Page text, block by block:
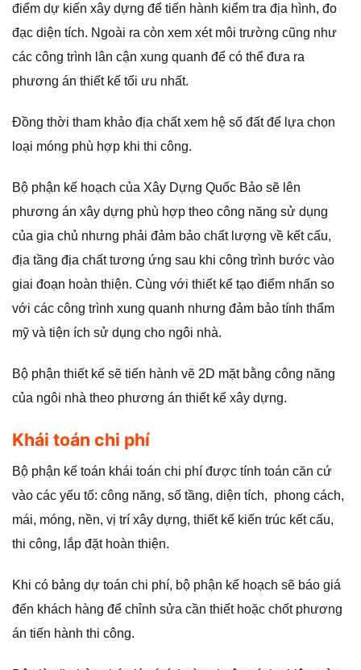
điểm dự kiến xây dựng để tiến hành kiểm tra địa hình, đo
đạc diện tích. Ngoài ra còn xem xét môi trường cũng như
các công trình lân cận xung quanh để có thể đưa ra
phương án thiết kế tối ưu nhất.
Đồng thời tham khảo địa chất xem hệ số đất để lựa chọn
loại móng phù hợp khi thi công.
Bộ phận kế hoạch của Xây Dựng Quốc Bảo sẽ lên
phương án xây dựng phù hợp theo công năng sử dụng
của gia chủ nhưng phải đảm bảo chất lượng về kết cấu,
địa tầng địa chất tương ứng sau khi công trình bước vào
giai đoạn hoàn thiện. Cùng với thiết kế tạo điểm nhấn so
với các công trình xung quanh nhưng đảm bảo tính thẩm
mỹ và tiện ích sử dụng cho ngôi nhà.
Bộ phận thiết kế sẽ tiến hành vẽ 2D mặt bằng công năng
của ngôi nhà theo phương án thiết kế xây dựng.
Khái toán chi phí
Bộ phận kế toán khái toán chi phí được tính toán căn cứ
vào các yếu tố: công năng, số tầng, diện tích, phong cách,
mái, móng, nền, vị trí xây dựng, thiết kế kiến trúc kết cấu,
thi công, lắp đặt hoàn thiện.
Khi có bảng dự toán chi phí, bộ phận kế hoạch sẽ báo giá
đến khách hàng để chỉnh sửa cần thiết hoặc chốt phương
án tiến hành thi công.